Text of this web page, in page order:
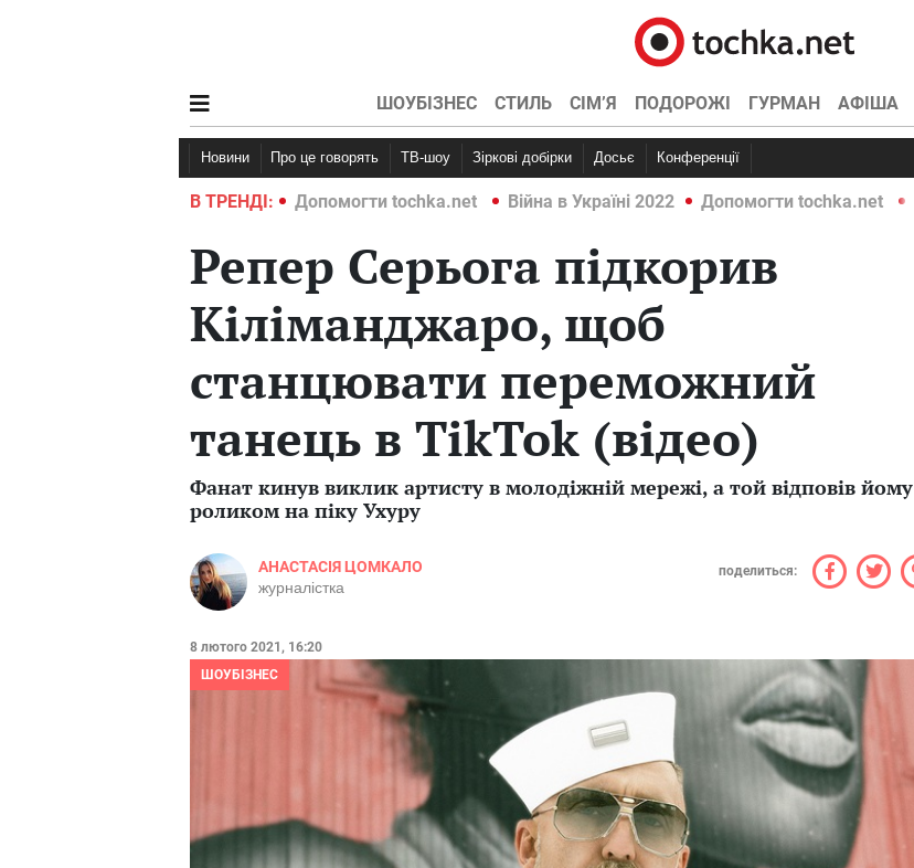
ШОУБІЗНЕС СТИЛЬ СІМ’Я ПОДОРОЖІ ГУРМАН АФІША
Новини Про це говорять ТВ-шоу Зіркові добірки Досьє Конференції
В ТРЕНДІ:
Війна в Україні 2022 Допомогти tochka.net Війна в Україні 2022 Допомогти tochka.net
Репер Серьога підкорив
Кіліманджаро, щоб
станцювати переможний
танець в TikTok (відео)
Фанат кинув виклик артисту в молодіжній мережі, а той відповів йому
роликом на піку Ухуру
АНАСТАСІЯ ЦОМКАЛО
журналістка
поделиться:
8 лютого 2021, 16:20
ШОУБІЗНЕС